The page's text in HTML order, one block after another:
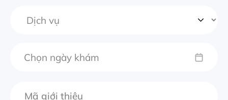
Chọn ngày khám